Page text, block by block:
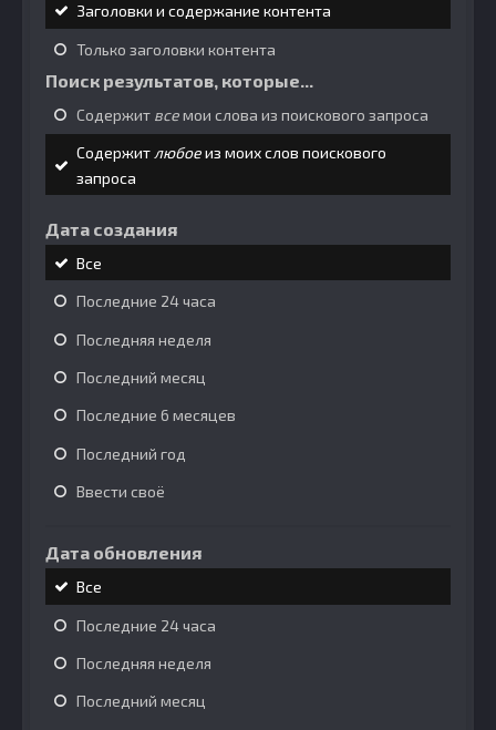
Заголовки и содержание контента
Только заголовки контента
Поиск результатов, которые...
Содержит всемои слова из поискового запроса
Содержитлюбоеиз моих слов поискового
запроса
Дата создания
Все
Последние 24 часа
Последняя неделя
Последний месяц
Последние 6 месяцев
Последний год
Ввести своё
Дата обновления
Все
Последние 24 часа
Последняя неделя
Последний месяц